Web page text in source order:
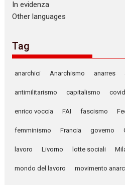
In evidenza
Other languages
Tag
anarchici Anarchismo anarres
antimilitarismo capitalismo
enrico voccia FAI fascismo
femminismo Francia governo
lavoro Livorno lotte sociali
mondo del lavoro movimento